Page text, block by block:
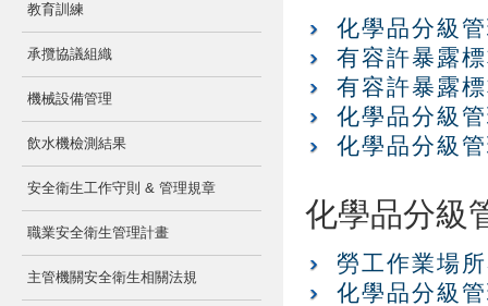
教育訓練
承攬協議組織
機械設備管理
飲水機檢測結果
安全衛生工作守則 & 管理規章
職業安全衛生管理計畫
主管機關安全衛生相關法規
化學品分級
有容許暴露
有容許暴露
化學品分級
化學品分級
化學品分級
勞工作業場
化學品分級